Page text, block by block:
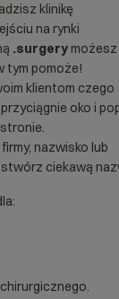
klinikę
na rynki
.surgery możesz
tym pomoże!
klientom czego
oko i
nazwisko lub
ciekawą